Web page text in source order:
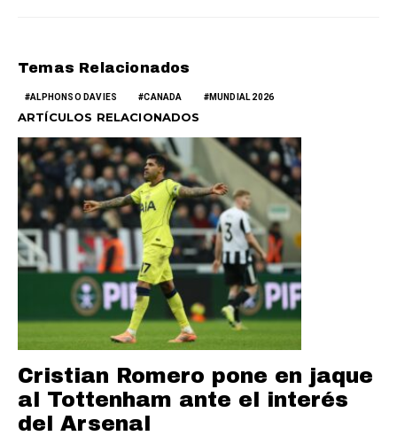
Temas Relacionados
ALPHONSO DAVIES CANADA MUNDIAL 2026
ARTÍCULOS RELACIONADOS
Cristian Romero pone en jaque
al Tottenham ante el interés
del Arsenal